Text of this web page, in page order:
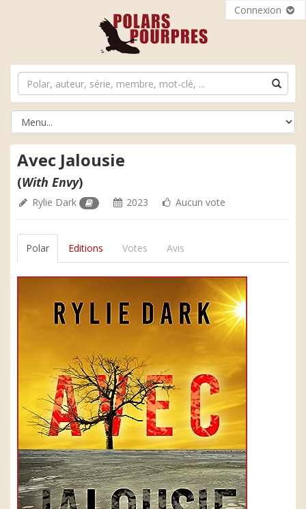
Connexion
Avec Jalousie
(With Envy)
Rylie Dark 2023 Aucun vote
Polar Editions Votes Avis